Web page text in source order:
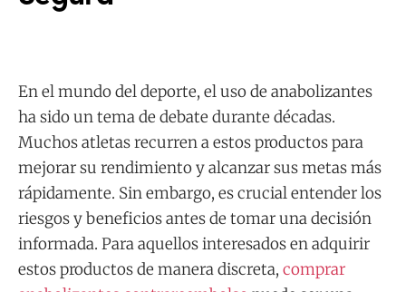
En el mundo del deporte, el uso de anabolizantes
ha sido un tema de debate durante décadas.
Muchos atletas recurren a estos productos para
mejorar su rendimiento y alcanzar sus metas más
rápidamente. Sin embargo, es crucial entender los
riesgos y beneficios antes de tomar una decisión
informada. Para aquellos interesados en adquirir
estos productos de manera discreta, comprar